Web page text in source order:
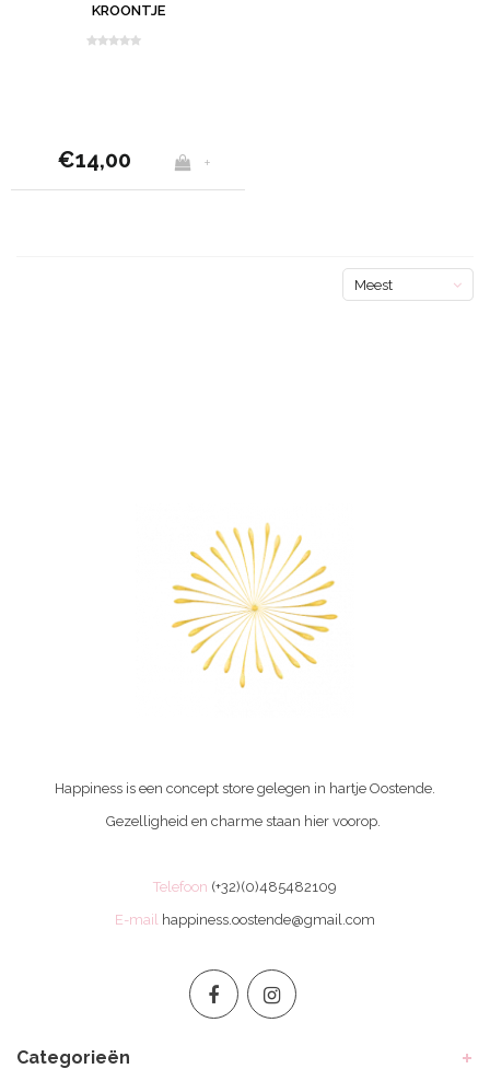
KROONTJE
€14,00 +
Meest
Happiness is een concept store gelegen in hartje Oostende.
Gezelligheid en charme staan hier voorop.
Telefoon (+32)(0)485482109
E-mail happiness.oostende@gmail.com
Categorieën